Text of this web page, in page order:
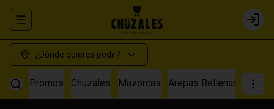
Abrir menu de navegación Login
¿Dónde quieres pedir?
Promos Chuzales Mazorcas Arepas Rellenas